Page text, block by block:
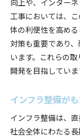
工事においては、
体の利便性を高め
対策も重要であり
います。これらの
開発を目指していま
インフラ整備が
インフラ整備は、
社会全体にわたる